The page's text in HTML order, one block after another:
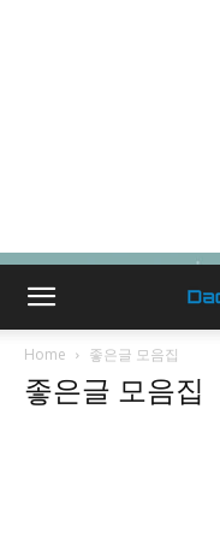
Home 좋은글 모음집
좋은글 모음집